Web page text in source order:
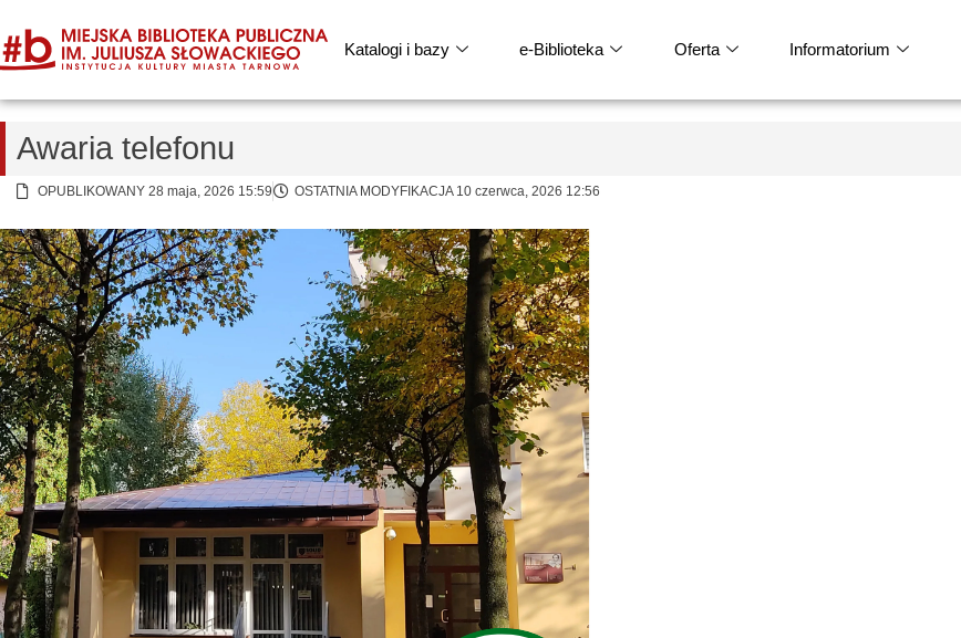
Katalogi i bazy e-Biblioteka Oferta Informatorium
Awaria telefonu
OPUBLIKOWANY 28 maja, 2026 15:59 OSTATNIA MODYFIKACJA 10 czerwca, 2026 12:56